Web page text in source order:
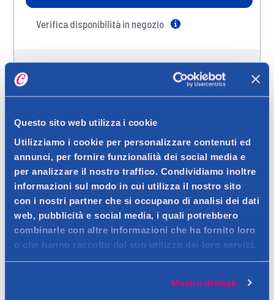
Questo sito web utilizza i cookie
Utilizziamo i cookie per personalizzare contenuti ed
annunci, per fornire funzionalità dei social media e
per analizzare il nostro traffico. Condividiamo inoltre
informazioni sul modo in cui utilizza il nostro sito
con i nostri partner che si occupano di analisi dei dati
web, pubblicità e social media, i quali potrebbero
combinarle con altre informazioni che ha fornito loro
o che hanno raccolto dal suo utilizzo dei loro servizi.
Mostra dettagli
Verifica disponibilità in negozio
Spedizione gratuita a partire da 49 €
Ritiro in negozio gratuito per i clienti registrati
Dettagli prodotto